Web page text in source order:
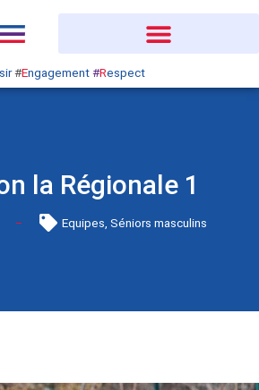
#Engagement#Respect
la Régionale 1
Equipes Séniors masculins